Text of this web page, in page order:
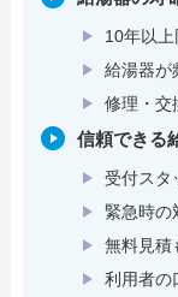
10年以
給湯器が
修理・交
信頼できる
受付スタ
緊急時の
無料見積
利用者の